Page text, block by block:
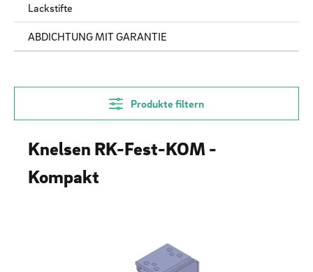
Lackstifte
ABDICHTUNG MIT GARANTIE
Produkte filtern
Knelsen RK-Fest-KOM -
Kompakt